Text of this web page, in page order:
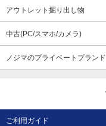
アウトレット掘り出し物
中古(PC/スマホ/カメラ)
ノジマのプライベートブランド
ご利用ガイド